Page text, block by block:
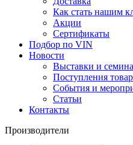
Как стать нашим
Акции
Сертификаты
Подбор по VIN
Новости
Выставки и
Поступления
События и
Статьи
Контакты
Производители